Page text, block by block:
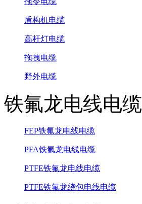
盾构机电缆
高杆灯电缆
拖拽电缆
野外电缆
铁氟龙电线电缆
FEP铁氟龙电线电缆
PFA铁氟龙电线电缆
PTFE铁氟龙电线电缆
PTFE铁氟龙绕包电线电缆